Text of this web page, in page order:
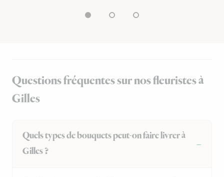
Questions fréquentes sur nos fleuristes à
Gilles
Quels types de bouquets peut-on faire livrer à
Gilles ?